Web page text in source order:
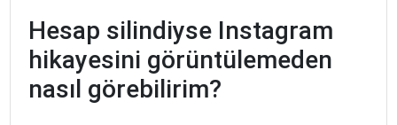
Hesap silindiyse Instagram
hikayesini görüntülemeden
nasıl görebilirim?